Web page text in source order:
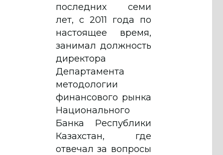
последних семи
лет, с 2011 года по
настоящее время,
занимал должность
директора
Департамента
методологии
финансового рынка
Национального
Банка Республики
Казахстан, где
отвечал за вопросы